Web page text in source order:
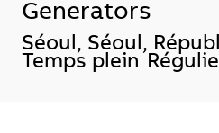
Generators
Emplacement
Séoul, Séoul,
Temps plein